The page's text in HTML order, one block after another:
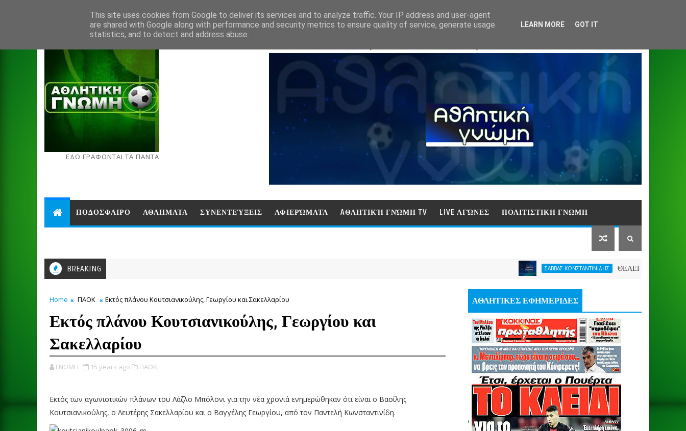
ΕΔΩ ΓΡΑΦΟΝΤΑΙ ΤΑ ΠΑΝΤΑ
ΠΟΔΟΣΦΑΙΡΟ ΑΘΛΗΜΑΤΑ ΣΥΝΕΝΤΕΎΞΕΙΣ ΑΦΙΕΡΏΜΑΤΑ AΘΛΗΤΙΚΉ ΓΝΏΜΗ TV LIVE ΑΓΏΝΕΣ ΠΟΛΙΤΙΣΤΙΚΗ ΓΝΩΜΗ
BREAKING ΣΑΒΒΑΣ ΚΩΝΣΤΑΝΤΙΝΙΔΗΣ ΘΕΛΕΙ FORMAT O ΑΡΗΣ
Home ΠΑΟΚ Εκτός πλάνου Κουτσιανικούλης, Γεωργίου και Σακελλαρίου
Εκτός πλάνου Κουτσιανικούλης, Γεωργίου και
Σακελλαρίου
ΓΝΩΜΗ 15 years ago ΠΑΟΚ,
Εκτός των αγωνιστικών πλάνων του Λάζλο Μπόλονι για την νέα χρονιά ενημερώθηκαν ότι είναι ο Βασίλης
Κουτσιανικούλης, ο Λευτέρης Σακελλαρίου και ο Βαγγέλης Γεωργίου, από τον Παντελή Κωνσταντινίδη.
ΑΘΛΗΤΙΚΕΣ ΕΦΗΜΕΡΙΔΕΣ
This site uses cookies from Google to deliver its services and to analyze traffic. Your IP address and user-agent
are shared with Google along with performance and security metrics to ensure quality of service, generate usage
statistics, and to detect and address abuse.
LEARN MORE GOT IT